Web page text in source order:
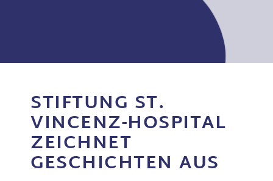
STIFTUNG ST.
VINCENZ-HOSPITAL
ZEICHNET
GESCHICHTEN AUS